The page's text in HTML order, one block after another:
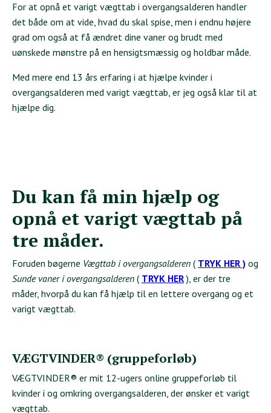
For at opnå et varigt vægttab i overgangsalderen handler
det både om at vide, hvad du skal spise, men i endnu højere
grad om også at få ændret dine vaner og brudt med
uønskede mønstre på en hensigtsmæssig og holdbar måde.
Med mere end 13 års erfaring i at hjælpe kvinder i
overgangsalderen med varigt vægttab, er jeg også klar til at
hjælpe dig.
Du kan få min hjælp og
opnå et varigt vægttab på
tre måder.
Foruden bøgerne Vægttab i overgangsalderen ( TRYK HER ) og
Sunde vaner i overgangsalderen ( TRYK HER), er der tre
måder, hvorpå du kan få hjælp til en lettere overgang og et
varigt vægttab.
VÆGTVINDER® (gruppeforløb)
VÆGTVINDER® er mit 12-ugers online gruppeforløb til
kvinder i og omkring overgangsalderen, der ønsker et varigt
vægttab.